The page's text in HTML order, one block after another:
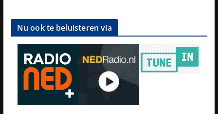
Nu ook te beluisteren via